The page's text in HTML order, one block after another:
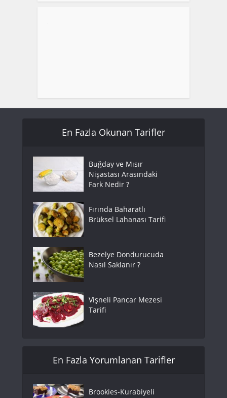
En Fazla Okunan Tarifler
Buğday ve Mısır
Nişastası Arasındaki
Fark Nedir ?
Fırında Baharatlı
Brüksel Lahanası Tarifi
Bezelye Dondurucuda
Nasıl Saklanır ?
Vişneli Pancar Mezesi
Tarifi
En Fazla Yorumlanan Tarifler
Brookies-Kurabiyeli